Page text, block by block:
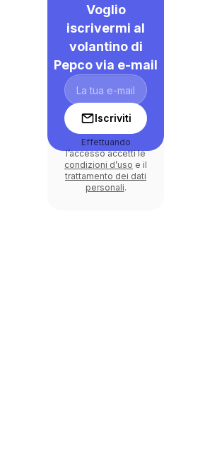
Voglio
iscrivermi al
volantino di
Pepco via e-mail
Iscriviti
Effettuando
l’accesso accetti le
condizioni d’uso e il
trattamento dei dati
personali.